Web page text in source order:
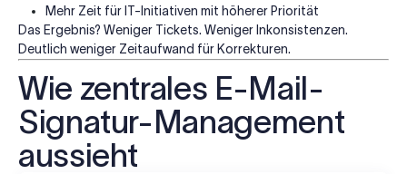
Mehr Zeit für IT-Initiativen mit höherer Priorität
Das Ergebnis? Weniger Tickets. Weniger Inkonsistenzen.
Deutlich weniger Zeitaufwand für Korrekturen.
Wie zentrales E-Mail-
Signatur-Management
aussieht